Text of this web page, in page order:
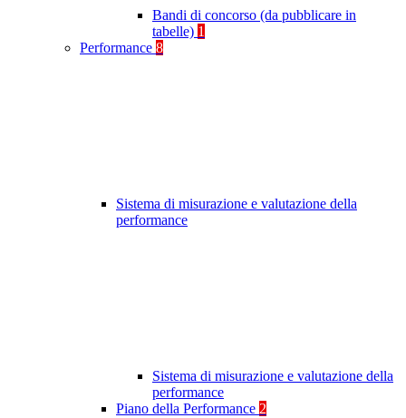
Bandi di concorso (da pubblicare in
tabelle) 1
Performance 8
Sistema di misurazione e valutazione della
performance
Sistema di misurazione e valutazione della
performance
Piano della Performance 2